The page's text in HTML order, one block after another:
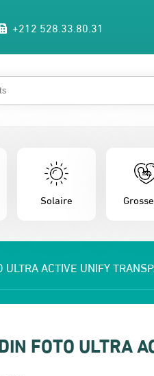
+212 528.33.80.31
Solaire
ULTRA ACTIVE UNIFY
FOTO ULTRA